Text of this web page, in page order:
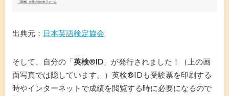
出典元： 日本英語検定協会
そして、自分の「英検®️ID」が発行されました！（上の画
面写真では隠しています。）英検®️IDも受験票を印刷する
時やインターネットで成績を閲覧する時に必要になるので